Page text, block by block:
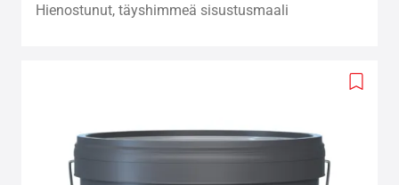
Hienostunut, täyshimmeä sisustusmaali
Add